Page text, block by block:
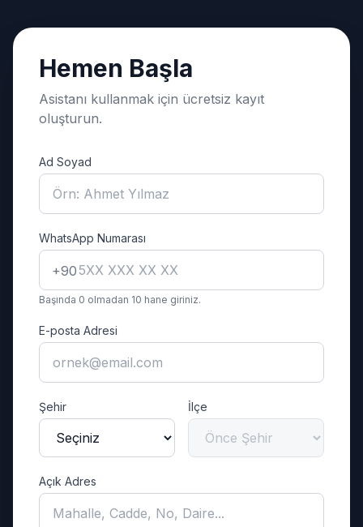
Hemen Başla
Asistanı kullanmak için ücretsiz kayıt
oluşturun.
Ad Soyad
WhatsApp Numarası
+90
Başında 0 olmadan 10 hane giriniz.
E-posta Adresi
Şehir İlçe
Açık Adres